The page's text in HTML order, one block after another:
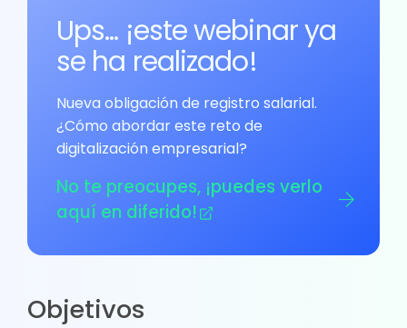
Ups… ¡este webinar ya
se ha realizado!
Nueva obligación de registro salarial.
¿Cómo abordar este reto de
digitalización empresarial?
No te preocupes, ¡puedes verlo
aquí en diferido!
Objetivos